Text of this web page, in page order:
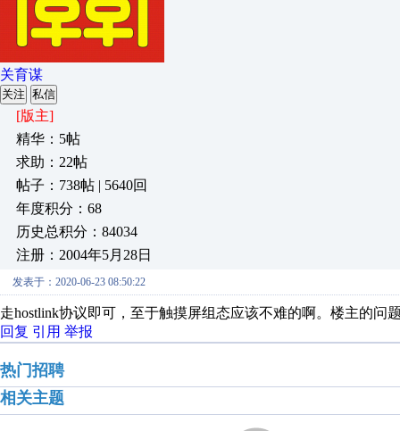
关育谋
关注 私信
[版主]
精华：5帖
求助：22帖
帖子：738帖 | 5640回
年度积分：68
历史总积分：84034
注册：2004年5月28日
发表于：2020-06-23 08:50:22
走hostlink协议即可，至于触摸屏组态应该不难的啊。楼主的问
回复 引用 举报
热门招聘
相关主题